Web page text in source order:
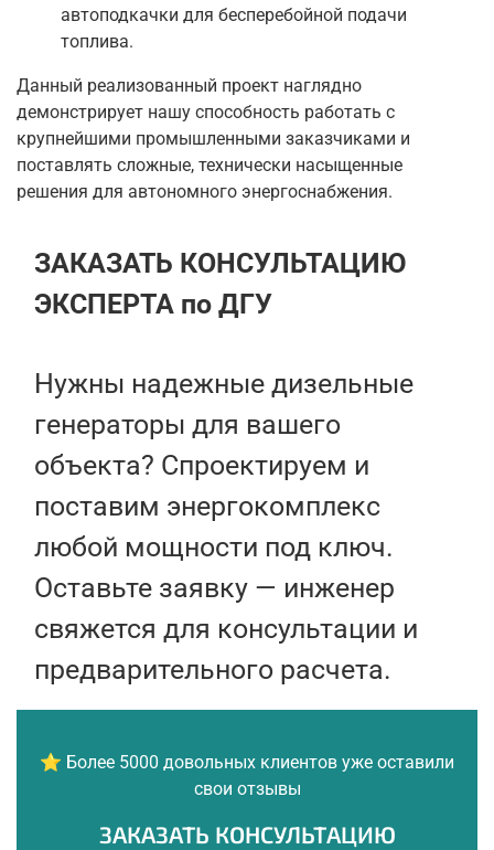
автоподкачки для бесперебойной подачи
топлива.
Данный реализованный проект наглядно
демонстрирует нашу способность работать с
крупнейшими промышленными заказчиками и
поставлять сложные, технически насыщенные
решения для автономного энергоснабжения.
ЗАКАЗАТЬ КОНСУЛЬТАЦИЮ
ЭКСПЕРТА по ДГУ
Нужны надежные дизельные
генераторы для вашего
объекта? Спроектируем и
поставим энергокомплекс
любой мощности под ключ.
Оставьте заявку — инженер
свяжется для консультации и
предварительного расчета.
⭐ Более 5000 довольных клиентов уже оставили
свои отзывы
ЗАКАЗАТЬ КОНСУЛЬТАЦИЮ